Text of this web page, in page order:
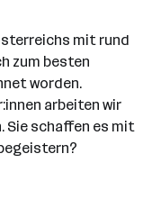
mit rund
zum besten
worden.
arbeiten wir
Sie schaffen es mit